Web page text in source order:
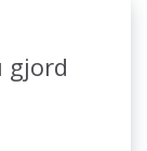
gjord